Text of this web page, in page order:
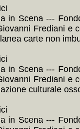
+
+
Nel
+
+
in Scena ---
Frediani e
carte non
in Scena ---
Frediani e
culturale
in Scena ---